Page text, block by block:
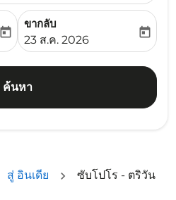
date-aria-label
today
ขากลับ
fc-booking-return-date-
23 ส.ค. 2026
today
ค้นหา
สู่ อินเดีย
ซับโปโร - ตริวัน